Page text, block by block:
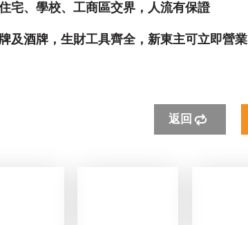
宅、學校、工商區交界，人流有保證
及酒牌，生財工具齊全，新東主可立即營業
返回